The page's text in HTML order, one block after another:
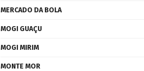
MERCADO DA BOLA
MOGI GUAÇU
MOGI MIRIM
MONTE MOR